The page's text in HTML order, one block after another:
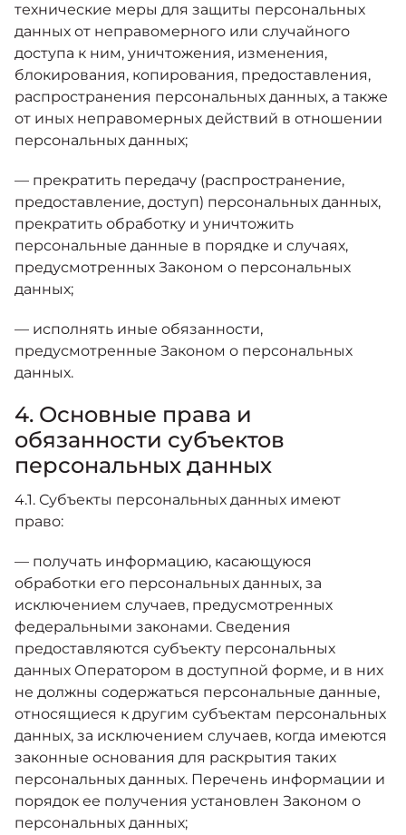
технические меры для защиты персональных
данных от неправомерного или случайного
доступа к ним, уничтожения, изменения,
блокирования, копирования, предоставления,
распространения персональных данных, а также
от иных неправомерных действий в отношении
персональных данных;
— прекратить передачу (распространение,
предоставление, доступ) персональных данных,
прекратить обработку и уничтожить
персональные данные в порядке и случаях,
предусмотренных Законом о персональных
данных;
— исполнять иные обязанности,
предусмотренные Законом о персональных
данных.
4. Основные права и
обязанности субъектов
персональных данных
4.1. Субъекты персональных данных имеют
право:
— получать информацию, касающуюся
обработки его персональных данных, за
исключением случаев, предусмотренных
федеральными законами. Сведения
предоставляются субъекту персональных
данных Оператором в доступной форме, и в них
не должны содержаться персональные данные,
относящиеся к другим субъектам персональных
данных, за исключением случаев, когда имеются
законные основания для раскрытия таких
персональных данных. Перечень информации и
порядок ее получения установлен Законом о
персональных данных;